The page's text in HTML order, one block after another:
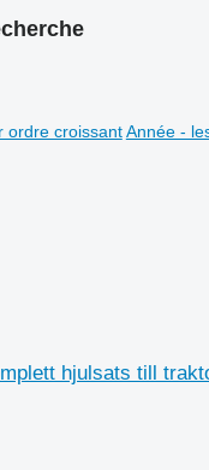
ordre croissant Année -
hjulsats till